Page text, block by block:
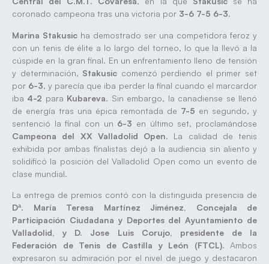
coronado campeona tras una victoria por 3-6 7-5 6-3.
Marina Stakusic ha demostrado ser una competidora feroz y
con un tenis de élite a lo largo del torneo, lo que la llevó a la
cúspide en la gran final. En un enfrentamiento lleno de tensión
y determinación, Stakusic comenzó perdiendo el primer set
por 6-3, y parecía que iba perder la final cuando el marcardor
iba 4-2 para Kubareva. Sin embargo, la canadiense se llenó
de energía tras una épica remontada de 7-5 en segundo, y
sentenció la final con un 6-3 en último set, proclamándose
Campeona del XX Valladolid Open. La calidad de tenis
exhibida por ambas finalistas dejó a la audiencia sin aliento y
solidificó la posición del Valladolid Open como un evento de
clase mundial.
La entrega de premios contó con la distinguida presencia de
Dª. María Teresa Martínez Jiménez, Concejala de
Participación Ciudadana y Deportes del Ayuntamiento de
Valladolid, y D. Jose Luis Corujo, presidente de la
Federación de Tenis de Castilla y León (FTCL). Ambos
expresaron su admiración por el nivel de juego y destacaron